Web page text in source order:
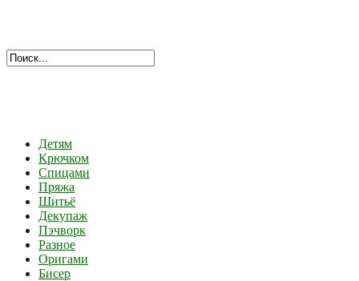
Детям
Крючком
Спицами
Пряжа
Шитьё
Декупаж
Пэчворк
Разное
Оригами
Бисер